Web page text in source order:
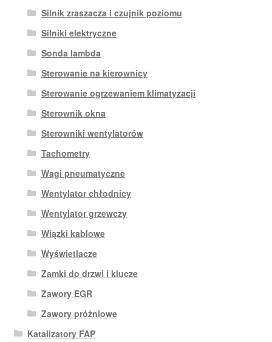
Silnik zraszacza i czujnik poziomu
Silniki elektryczne
Sonda lambda
Sterowanie na kierownicy
Sterowanie ogrzewaniem klimatyzacji
Sterownik okna
Sterowniki wentylatorów
Tachometry
Wagi pneumatyczne
Wentylator chłodnicy
Wentylator grzewczy
Wiązki kablowe
Wyświetlacze
Zamki do drzwi i klucze
Zawory EGR
Zawory próżniowe
Katalizatory FAP